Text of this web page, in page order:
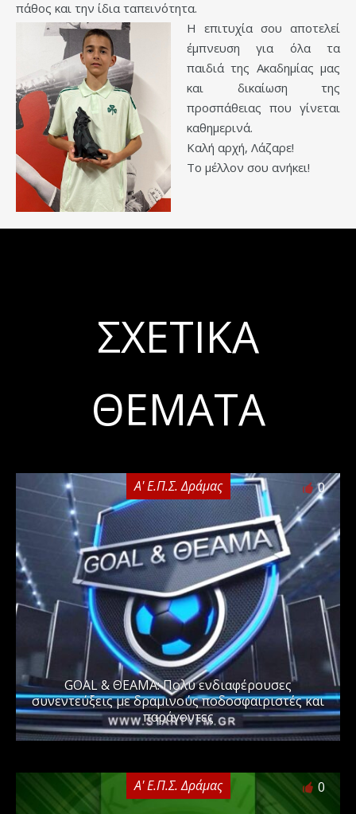
πάθος και την ίδια ταπεινότητα.
Η επιτυχία σου αποτελεί
έμπνευση για όλα τα
παιδιά της Ακαδημίας μας
και δικαίωση της
προσπάθειας που γίνεται
καθημερινά.
Καλή αρχή, Λάζαρε!
Το μέλλον σου ανήκει!
ΣΧΕΤΙΚΆ
ΘΈΜΑΤΑ
Α' Ε.Π.Σ. Δράμας 0
GOAL & ΘΕΑΜΑ: Πολύ ενδιαφέρουσες
συνεντεύξεις με δραμινούς ποδοσφαιριστές και
παράγοντες
Α' Ε.Π.Σ. Δράμας 0